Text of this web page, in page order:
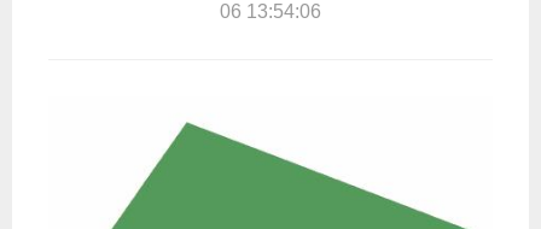
06 13:54:06